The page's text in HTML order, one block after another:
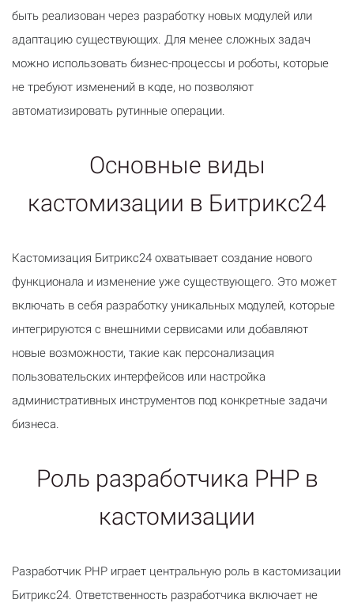
быть реализован через разработку новых модулей или
адаптацию существующих. Для менее сложных задач
можно использовать бизнес-процессы и роботы, которые
не требуют изменений в коде, но позволяют
автоматизировать рутинные операции.
Основные виды
кастомизации в Битрикс24
Кастомизация Битрикс24 охватывает создание нового
функционала и изменение уже существующего. Это может
включать в себя разработку уникальных модулей, которые
интегрируются с внешними сервисами или добавляют
новые возможности, такие как персонализация
пользовательских интерфейсов или настройка
административных инструментов под конкретные задачи
бизнеса.
Роль разработчика PHP в
кастомизации
Разработчик PHP играет центральную роль в кастомизации
Битрикс24. Ответственность разработчика включает не